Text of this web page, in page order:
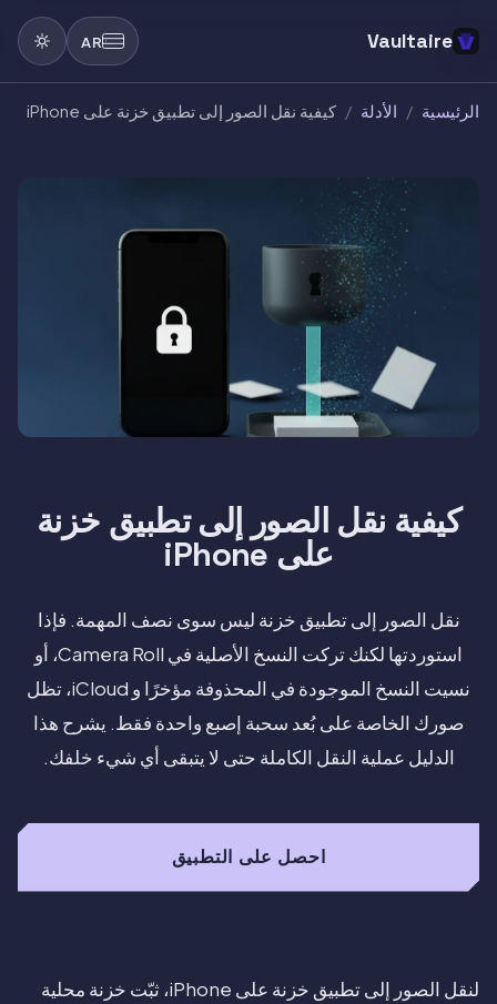
Vaultaire
AR
الرئيسية / الأدلة / كيفية نقل الصور إلى تطبيق خزنة على iPhone
كيفية نقل الصور إلى تطبيق خزنة
على iPhone
نقل الصور إلى تطبيق خزنة ليس سوى نصف المهمة. فإذا
استوردتها لكنك تركت النسخ الأصلية في Camera Roll، أو
نسيت النسخ الموجودة في المحذوفة مؤخرًا و iCloud، تظل
صورك الخاصة على بُعد سحبة إصبع واحدة فقط. يشرح هذا
الدليل عملية النقل الكاملة حتى لا يتبقى أي شيء خلفك.
احصل على التطبيق
لنقل الصور إلى تطبيق خزنة على iPhone، ثبّت خزنة محلية